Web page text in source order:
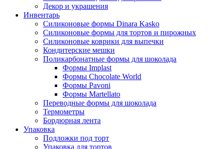
Декор и украшения
Инвентарь
Силиконовые формы Dinara Kasko
Силиконовые формы для тортов и пирожных
Силиконовые коврики для выпечки
Кондитерские мешки
Поликарбонатные формы для шоколада
Формы Implast
Формы Chocolate World
Формы Pavoni
Формы Martellato
Переводные формы для шоколада
Термометры
Бордюрная лента
Упаковка
Подложки под торт
Упаковка для тортов